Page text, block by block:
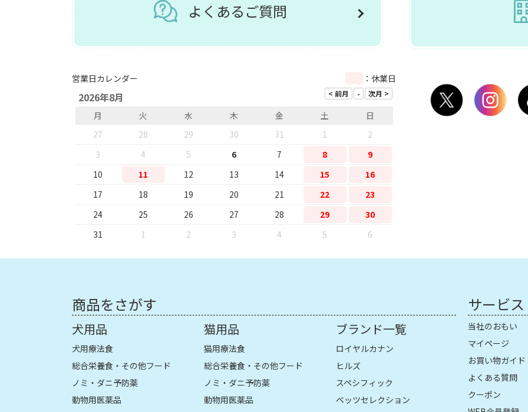
よくあるご質問
営業日カレンダー ：休業日
2026年8月
月 火 水 木 金 土
日
27
28 29 30 31 1
2
3
4 5 6 7 8
9
10
11 12 13 14 15
16
17
18 19 20 21 22
23
24
25 26 27 28 29
30
31
1 2 3 4 5 6
商品をさがす
犬用品
犬用療法食
総合栄養食・その他フード
ノミ・ダニ予防薬
動物用医薬品
猫用品
猫用療法食
総合栄養食・その他フード
ノミ・ダニ予防薬
動物用医薬品
ブランド一覧
ロイヤルカナン
ヒルズ
スペシフィック
ベッツセレクション
サービス
当社のおもい
マイページ
お買い物ガイド
よくある質問
クーポン